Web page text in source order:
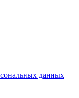
данных